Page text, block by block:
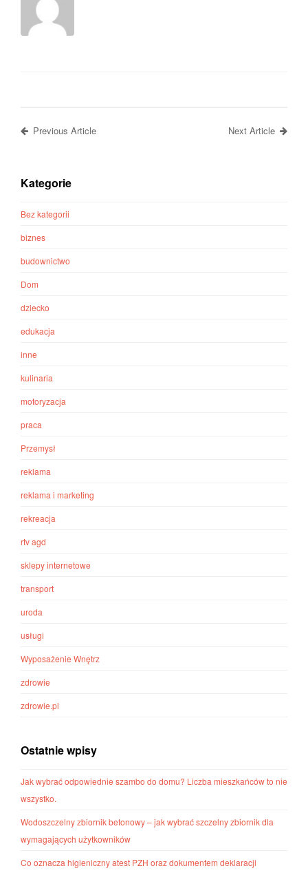
Previous Article Next Article
Kategorie
Bez kategorii
biznes
budownictwo
Dom
dziecko
edukacja
inne
kulinaria
motoryzacja
praca
Przemysł
reklama
reklama i marketing
rekreacja
rtv agd
sklepy internetowe
transport
uroda
usługi
Wyposażenie Wnętrz
zdrowie
zdrowie.pl
Ostatnie wpisy
Jak wybrać odpowiednie szambo do domu? Liczba mieszkańców to nie
wszystko.
Wodoszczelny zbiornik betonowy – jak wybrać szczelny zbiornik dla
wymagających użytkowników
Co oznacza higieniczny atest PZH oraz dokumentem deklaracji